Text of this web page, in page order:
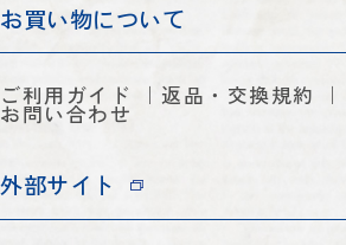
お買い物について
ご利用ガイド 返品・交換規約
お問い合わせ
外部サイト